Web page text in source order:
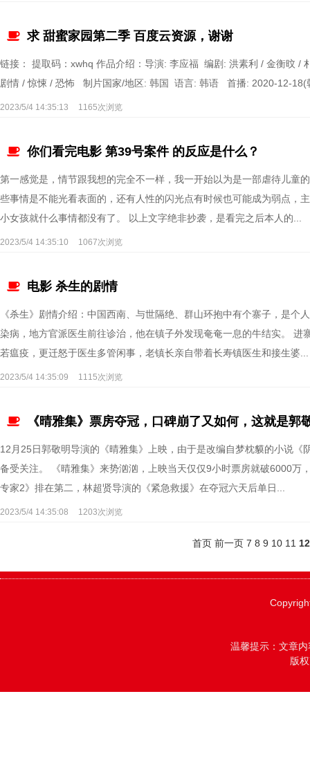
求 甜蜜家园第二季 百度云资源，谢谢
链接： 提取码：xwhq 作品介绍：导演: 李应福 编剧: 洪素利 / 金衡旼
剧情 / 惊悚 / 恐怖 制片国家/地区: 韩国 语言: 韩语 首播: 2020-12-18(
2023/5/4 14:35:13 1165次浏览
你们看完电影 第39号案件 的反应是什么？
第一感觉是，情节跟我想的完全不一样，我一开始以为是一部虐待儿童
些事情是不能光看表面的，还有人性的闪光点有时候也可能成为弱点，
小女孩就什么事情都没有了。 以上文字绝非抄袭，是看完之后本人的...
2023/5/4 14:35:10 1067次浏览
电影 杀生的剧情
《杀生》剧情介绍：中国西南、与世隔绝、群山环抱中有个寨子，是个
染病，地方官派医生前往诊治，他在镇子外发现奄奄一息的牛结实。
若瘟疫，更迁怒于医生多管闲事，老镇长亲自带着长寿镇医生和接生婆...
2023/5/4 14:35:09 1115次浏览
《晴雅集》票房夺冠，口碑崩了又如何，这就是郭
12月25日郭敬明导演的《晴雅集》上映，由于是改编自梦枕貘的小说
备受关注。 《晴雅集》来势汹汹，上映当天仅仅9小时票房就破6000万
专家2》排在第二，林超贤导演的《紧急救援》在夺冠六天后单日...
2023/5/4 14:35:08 1203次浏览
首页 前一页 7 8 9 10 11 12
温馨提示：文章
版